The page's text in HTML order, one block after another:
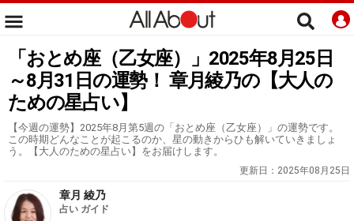
「おとめ座（乙女座）」2025年8月25日
～8月31日の運勢！ 章月綾乃の【大人の
ための星占い】
【今週の運勢】2025年8月第5週の「おとめ座（乙女座）」の運勢です。
この時期どんなことが起こるのか、星の動きからひも解いていきましょ
う。【大人のための星占い】をお届けします。
更新日： 2025年08月25日
章月 綾乃
占い ガイド